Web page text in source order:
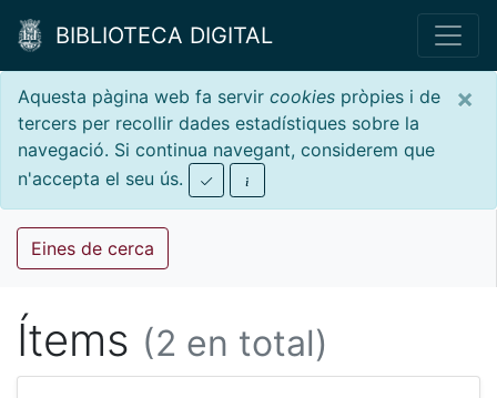
BIBLIOTECA DIGITAL
×
Aquesta pàgina web fa servir cookies pròpies i de
tercers per recollir dades estadístiques sobre la
navegació. Si continua navegant, considerem que
n'accepta el seu ús.
Eines de cerca
Ítems (2 en total)